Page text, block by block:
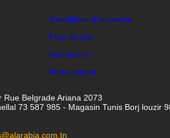
Conditions d'utilisation
Plan du site
Connexion
Mon compte
Rue Belgrade Ariana 2073
73 587 985 - Magasin Tunis Borj louzir